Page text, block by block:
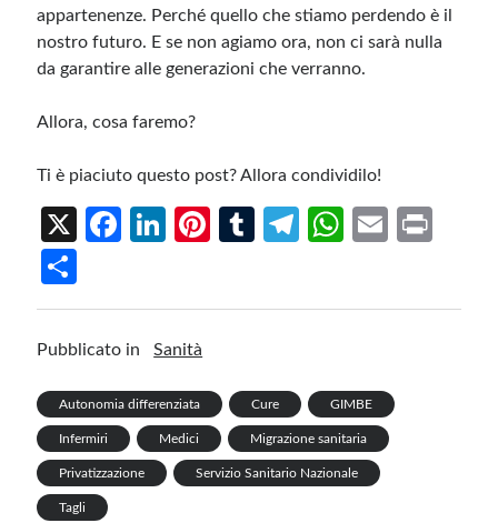
appartenenze. Perché quello che stiamo perdendo è il
nostro futuro. E se non agiamo ora, non ci sarà nulla
da garantire alle generazioni che verranno.
Allora, cosa faremo?
Ti è piaciuto questo post? Allora condividilo!
X
Fa
o
k
Li
n
Pi
T
Te
W
p
p
E
h
ar
Pubblicato in Sanità
Autonomia differenziata Cure GIMBE
Infermiri Medici Migrazione sanitaria
Privatizzazione Servizio Sanitario Nazionale
Tagli